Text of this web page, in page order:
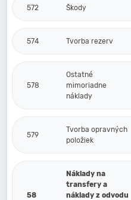
572 Škody
574 Tvorba rezerv
578
Ostatné
mimoriadne
náklady
579
Tvorba opravných
položiek
58
Náklady na
transfery a
náklady z odvodu